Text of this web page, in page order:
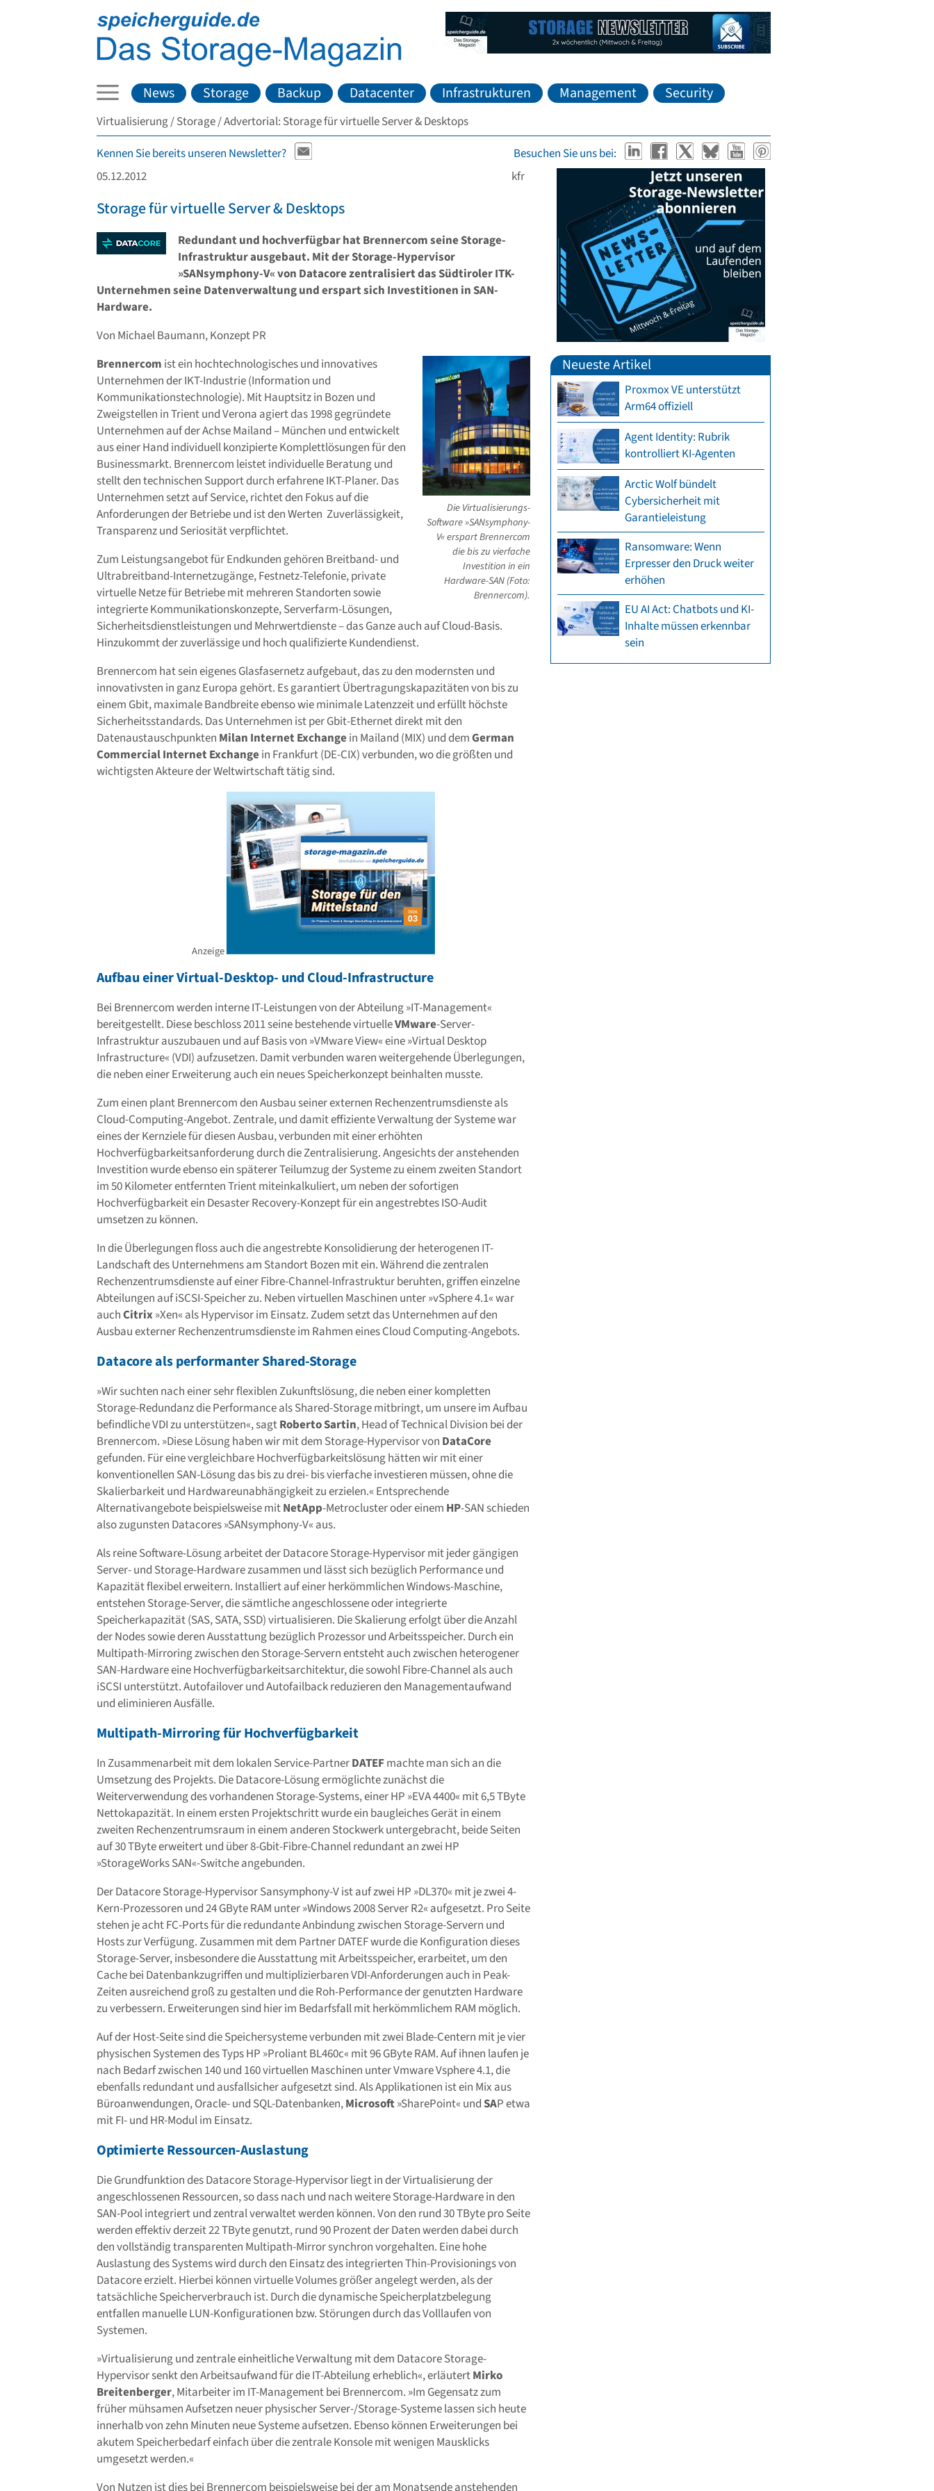
News Storage Backup Datacenter Infrastrukturen Management Security
Virtualisierung Storage Advertorial: Storage für virtuelle Server & Desktops
Kennen Sie bereits unseren Newsletter?
Besuchen Sie uns bei:
05.12.2012
kfr
Storage für virtuelle Server & Desktops
Redundant und hochverfügbar hat Brennercom seine Storage-
Infrastruktur ausgebaut. Mit der Storage-Hypervisor
»SANsymphony-V« von Datacore zentralisiert das Südtiroler ITK-
Unternehmen seine Datenverwaltung und erspart sich Investitionen in SAN-
Hardware.
Von Michael Baumann, Konzept PR
Die Virtualisierungs-
Software »SANsymphony-
V« erspart Brennercom
die bis zu vierfache
Investition in ein
Hardware-SAN (Foto:
Brennercom).
Brennercom ist ein hochtechnologisches und innovatives
Unternehmen der IKT-Industrie (Information und
Kommunikationstechnologie). Mit Hauptsitz in Bozen und
Zweigstellen in Trient und Verona agiert das 1998 gegründete
Unternehmen auf der Achse Mailand – München und entwickelt
aus einer Hand individuell konzipierte Komplettlösungen für den
Businessmarkt. Brennercom leistet individuelle Beratung und
stellt den technischen Support durch erfahrene IKT-Planer. Das
Unternehmen setzt auf Service, richtet den Fokus auf die
Anforderungen der Betriebe und ist den Werten Zuverlässigkeit,
Transparenz und Seriosität verpflichtet.
Zum Leistungsangebot für Endkunden gehören Breitband- und
Ultrabreitband-Internetzugänge, Festnetz-Telefonie, private
virtuelle Netze für Betriebe mit mehreren Standorten sowie
integrierte Kommunikationskonzepte, Serverfarm-Lösungen,
Sicherheitsdienstleistungen und Mehrwertdienste – das Ganze auch auf Cloud-Basis.
Hinzukommt der zuverlässige und hoch qualifizierte Kundendienst.
Brennercom hat sein eigenes Glasfasernetz aufgebaut, das zu den modernsten und
innovativsten in ganz Europa gehört. Es garantiert Übertragungskapazitäten von bis zu
einem Gbit, maximale Bandbreite ebenso wie minimale Latenzzeit und erfüllt höchste
Sicherheitsstandards. Das Unternehmen ist per Gbit-Ethernet direkt mit den
Datenaustauschpunkten Milan Internet Exchangein Mailand (MIX) und demGerman
Commercial Internet Exchangein Frankfurt (DE-CIX) verbunden, wo die größten und
wichtigsten Akteure der Weltwirtschaft tätig sind.
Anzeige
Aufbau einer Virtual-Desktop- und Cloud-Infrastructure
Bei Brennercom werden interne IT-Leistungen von der Abteilung »IT-Management«
bereitgestellt. Diese beschloss 2011 seine bestehende virtuelleVMware-Server-
Infrastruktur auszubauen und auf Basis von »VMware View« eine »Virtual Desktop
Infrastructure« (VDI) aufzusetzen. Damit verbunden waren weitergehende Überlegungen,
die neben einer Erweiterung auch ein neues Speicherkonzept beinhalten musste.
Zum einen plant Brennercom den Ausbau seiner externen Rechenzentrumsdienste als
Cloud-Computing-Angebot. Zentrale, und damit effiziente Verwaltung der Systeme war
eines der Kernziele für diesen Ausbau, verbunden mit einer erhöhten
Hochverfügbarkeitsanforderung durch die Zentralisierung. Angesichts der anstehenden
Investition wurde ebenso ein späterer Teilumzug der Systeme zu einem zweiten Standort
im 50 Kilometer entfernten Trient miteinkalkuliert, um neben der sofortigen
Hochverfügbarkeit ein Desaster Recovery-Konzept für ein angestrebtes ISO-Audit
umsetzen zu können.
In die Überlegungen floss auch die angestrebte Konsolidierung der heterogenen IT-
Landschaft des Unternehmens am Standort Bozen mit ein. Während die zentralen
Rechenzentrumsdienste auf einer Fibre-Channel-Infrastruktur beruhten, griffen einzelne
Abteilungen auf iSCSI-Speicher zu. Neben virtuellen Maschinen unter »vSphere 4.1« war
auchCitrix»Xen« als Hypervisor im Einsatz. Zudem setzt das Unternehmen auf den
Ausbau externer Rechenzentrumsdienste im Rahmen eines Cloud Computing-Angebots.
Datacore als performanter Shared-Storage
»Wir suchten nach einer sehr flexiblen Zukunftslösung, die neben einer kompletten
Storage-Redundanz die Performance als Shared-Storage mitbringt, um unsere im Aufbau
befindliche VDI zu unterstützen«, sagtRoberto Sartin, Head of Technical Division bei der
Brennercom. »Diese Lösung haben wir mit dem Storage-Hypervisor von DataCore
gefunden. Für eine vergleichbare Hochverfügbarkeitslösung hätten wir mit einer
konventionellen SAN-Lösung das bis zu drei- bis vierfache investieren müssen, ohne die
Skalierbarkeit und Hardwareunabhängigkeit zu erzielen.« Entsprechende
Alternativangebote beispielsweise mitNetApp-Metrocluster oder einem HP-SAN schieden
also zugunsten Datacores »SANsymphony-V« aus.
Als reine Software-Lösung arbeitet der Datacore Storage-Hypervisor mit jeder gängigen
Server- und Storage-Hardware zusammen und lässt sich bezüglich Performance und
Kapazität flexibel erweitern. Installiert auf einer herkömmlichen Windows-Maschine,
entstehen Storage-Server, die sämtliche angeschlossene oder integrierte
Speicherkapazität (SAS, SATA, SSD) virtualisieren. Die Skalierung erfolgt über die Anzahl
der Nodes sowie deren Ausstattung bezüglich Prozessor und Arbeitsspeicher. Durch ein
Multipath-Mirroring zwischen den Storage-Servern entsteht auch zwischen heterogener
SAN-Hardware eine Hochverfügbarkeitsarchitektur, die sowohl Fibre-Channel als auch
iSCSI unterstützt. Autofailover und Autofailback reduzieren den Managementaufwand
und eliminieren Ausfälle.
Multipath-Mirroring für Hochverfügbarkeit
In Zusammenarbeit mit dem lokalen Service-PartnerDATEFmachte man sich an die
Umsetzung des Projekts. Die Datacore-Lösung ermöglichte zunächst die
Weiterverwendung des vorhandenen Storage-Systems, einer HP »EVA 4400« mit 6,5 TByte
Nettokapazität. In einem ersten Projektschritt wurde ein baugleiches Gerät in einem
zweiten Rechenzentrumsraum in einem anderen Stockwerk untergebracht, beide Seiten
auf 30 TByte erweitert und über 8-Gbit-Fibre-Channel redundant an zwei HP
»StorageWorks SAN«-Switche angebunden.
Der Datacore Storage-Hypervisor Sansymphony-V ist auf zwei HP »DL370« mit je zwei 4-
Kern-Prozessoren und 24 GByte RAM unter »Windows 2008 Server R2« aufgesetzt. Pro Seite
stehen je acht FC-Ports für die redundante Anbindung zwischen Storage-Servern und
Hosts zur Verfügung. Zusammen mit dem Partner DATEF wurde die Konfiguration dieses
Storage-Server, insbesondere die Ausstattung mit Arbeitsspeicher, erarbeitet, um den
Cache bei Datenbankzugriffen und multiplizierbaren VDI-Anforderungen auch in Peak-
Zeiten ausreichend groß zu gestalten und die Roh-Performance der genutzten Hardware
zu verbessern. Erweiterungen sind hier im Bedarfsfall mit herkömmlichem RAM möglich.
Auf der Host-Seite sind die Speichersysteme verbunden mit zwei Blade-Centern mit je vier
physischen Systemen des Typs HP »Proliant BL460c« mit 96 GByte RAM. Auf ihnen laufen je
nach Bedarf zwischen 140 und 160 virtuellen Maschinen unter Vmware Vsphere 4.1, die
ebenfalls redundant und ausfallsicher aufgesetzt sind. Als Applikationen ist ein Mix aus
Büroanwendungen, Oracle- und SQL-Datenbanken,Microsoft»SharePoint« undSAP etwa
mit FI- und HR-Modul im Einsatz.
Optimierte Ressourcen-Auslastung
Die Grundfunktion des Datacore Storage-Hypervisor liegt in der Virtualisierung der
angeschlossenen Ressourcen, so dass nach und nach weitere Storage-Hardware in den
SAN-Pool integriert und zentral verwaltet werden können. Von den rund 30 TByte pro Seite
werden effektiv derzeit 22 TByte genutzt, rund 90 Prozent der Daten werden dabei durch
den vollständig transparenten Multipath-Mirror synchron vorgehalten. Eine hohe
Auslastung des Systems wird durch den Einsatz des integrierten Thin-Provisionings von
Datacore erzielt. Hierbei können virtuelle Volumes größer angelegt werden, als der
tatsächliche Speicherverbrauch ist. Durch die dynamische Speicherplatzbelegung
entfallen manuelle LUN-Konfigurationen bzw. Störungen durch das Volllaufen von
Systemen.
»Virtualisierung und zentrale einheitliche Verwaltung mit dem Datacore Storage-
Hypervisor senkt den Arbeitsaufwand für die IT-Abteilung erheblich«, erläutertMirko
Breitenberger, Mitarbeiter im IT-Management bei Brennercom. »Im Gegensatz zum
früher mühsamen Aufsetzen neuer physischer Server-/Storage-Systeme lassen sich heute
innerhalb von zehn Minuten neue Systeme aufsetzen. Ebenso können Erweiterungen bei
akutem Speicherbedarf einfach über die zentrale Konsole mit wenigen Mausklicks
umgesetzt werden.«
Von Nutzen ist dies bei Brennercom beispielsweise bei der am Monatsende anstehenden
Neueste Artikel
Proxmox VE unterstützt
Arm64 offiziell
Agent Identity: Rubrik
kontrolliert KI-Agenten
Arctic Wolf bündelt
Cybersicherheit mit
Garantieleistung
Ransomware: Wenn
Erpresser den Druck weiter
erhöhen
EU AI Act: Chatbots und KI-
Inhalte müssen erkennbar
sein